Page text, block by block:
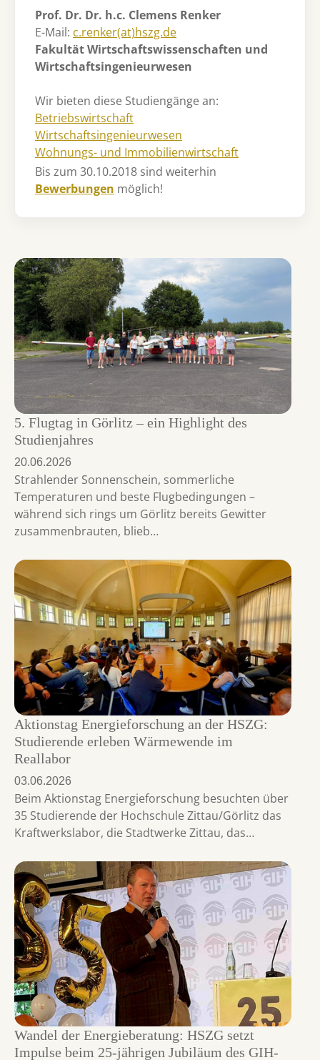
Prof. Dr. Dr. h.c. Clemens Renker
E-Mail: c.renker(at)hszg.de
Fakultät Wirtschaftswissenschaften und
Wirtschaftsingenieurwesen
Wir bieten diese Studiengänge an:
Betriebswirtschaft
Wirtschaftsingenieurwesen
Wohnungs- und Immobilienwirtschaft
Bis zum 30.10.2018 sind weiterhin
Bewerbungen möglich!
5. Flugtag in Görlitz – ein Highlight des
Studienjahres
20.06.2026
Strahlender Sonnenschein, sommerliche
Temperaturen und beste Flugbedingungen –
während sich rings um Görlitz bereits Gewitter
zusammenbrauten, blieb…
Aktionstag Energieforschung an der HSZG:
Studierende erleben Wärmewende im
Reallabor
03.06.2026
Beim Aktionstag Energieforschung besuchten über
35 Studierende der Hochschule Zittau/Görlitz das
Kraftwerkslabor, die Stadtwerke Zittau, das…
Wandel der Energieberatung: HSZG setzt
Impulse beim 25-jährigen Jubiläum des GIH-